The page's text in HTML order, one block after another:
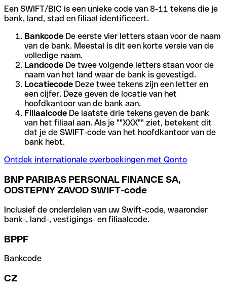
Een SWIFT/BIC is een unieke code van 8-11 tekens die je
bank, land, stad en filiaal identificeert.
Bankcode De eerste vier letters staan voor de naam
van de bank. Meestal is dit een korte versie van de
volledige naam.
Landcode De twee volgende letters staan voor de
naam van het land waar de bank is gevestigd.
Locatiecode Deze twee tekens zijn een letter en
een cijfer. Deze geven de locatie van het
hoofdkantoor van de bank aan.
Filiaalcode De laatste drie tekens geven de bank
van het filiaal aan. Als je ""XXX"" ziet, betekent dit
dat je de SWIFT-code van het hoofdkantoor van de
bank hebt.
Ontdek internationale overboekingen met Qonto
BNP PARIBAS PERSONAL FINANCE SA,
ODSTEPNY ZAVOD SWIFT-code
Inclusief de onderdelen van uw Swift-code, waaronder
bank-, land-, vestigings- en filiaalcode.
BPPF
Bankcode
CZ